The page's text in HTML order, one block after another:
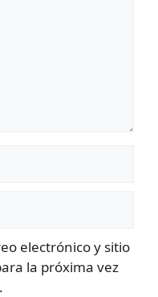
electrónico y sitio
la próxima vez